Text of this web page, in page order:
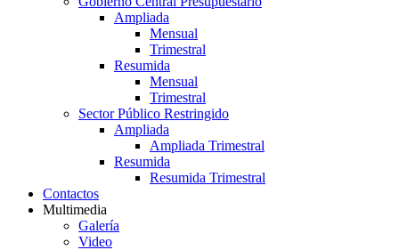
Ampliada
Mensual
Trimestral
Resumida
Mensual
Trimestral
Sector Público Restringido
Ampliada
Ampliada Trimestral
Resumida
Resumida Trimestral
Contactos
Multimedia
Galería
Video